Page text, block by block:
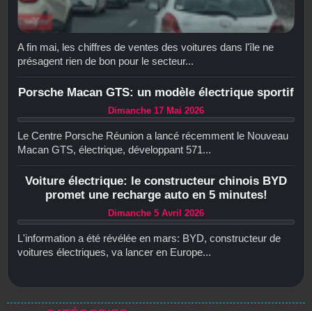
A fin mai, les chiffres de ventes des voitures dans l'île ne
présagent rien de bon pour le secteur...
Porsche Macan GTS: un modèle électrique sportif
Dimanche 17 Mai 2026
Le Centre Porsche Réunion a lancé récemment le Nouveau
Macan GTS, électrique, développant 571...
Voiture électrique: le constructeur chinois BYD
promet une recharge auto en 5 minutes!
Dimanche 5 Avril 2026
L'information a été révélée en mars: BYD, constructeur de
voitures électriques, va lancer en Europe...